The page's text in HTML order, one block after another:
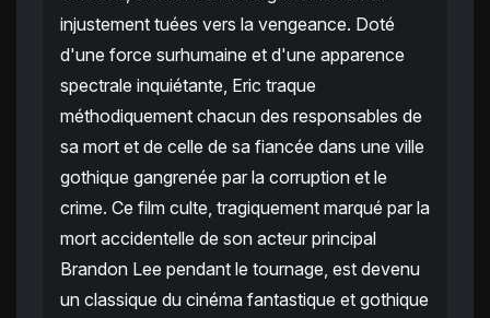
injustement tuées vers la vengeance. Doté
d'une force surhumaine et d'une apparence
spectrale inquiétante, Eric traque
méthodiquement chacun des responsables de
sa mort et de celle de sa fiancée dans une ville
gothique gangrenée par la corruption et le
crime. Ce film culte, tragiquement marqué par la
mort accidentelle de son acteur principal
Brandon Lee pendant le tournage, est devenu
un classique du cinéma fantastique et gothique